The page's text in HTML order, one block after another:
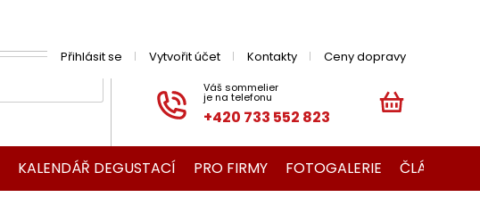
+420 733 552 823
Přihlásit se Vytvořit účet Kontakty Ceny dopravy
KOŠÍK
KALENDÁŘ DEGUSTACÍ PRO FIRMY FOTOGALERIE ČLÁNKY O